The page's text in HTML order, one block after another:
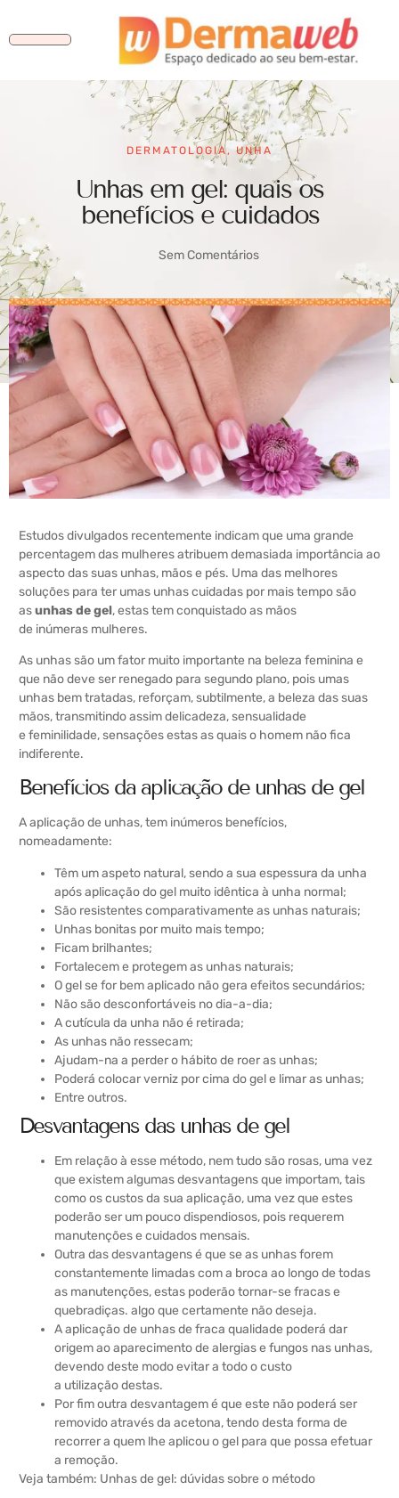
DERMATOLOGIA, UNHA
Unhas em gel: quais os
benefícios e cuidados
Sem Comentários
Estudos divulgados recentemente indicam que uma grande
percentagem das mulheres atribuem demasiada importância ao
aspecto das suas unhas, mãos e pés. Uma das melhores
soluções para ter umas unhas cuidadas por mais tempo são
asunhas de gel, estas tem conquistado as mãos
de inúmeras mulheres.
As unhas são um fator muito importante na beleza feminina e
que não deve ser renegado para segundo plano, pois umas
unhas bem tratadas, reforçam, subtilmente, a beleza das suas
mãos, transmitindo assim delicadeza, sensualidade
e feminilidade, sensações estas as quais o homem não fica
indiferente.
Benefícios da aplicação de unhas de gel
A aplicação de unhas, tem inúmeros benefícios,
nomeadamente:
Têm um aspeto natural, sendo a sua espessura da unha
após aplicação do gel muito idêntica à unha normal;
São resistentes comparativamente as unhas naturais;
Unhas bonitas por muito mais tempo;
Ficam brilhantes;
Fortalecem e protegem as unhas naturais;
O gel se for bem aplicado não gera efeitos secundários;
Não são desconfortáveis no dia-a-dia;
A cutícula da unha não é retirada;
As unhas não ressecam;
Ajudam-na a perder o hábito de roer as unhas;
Poderá colocar verniz por cima do gel e limar as unhas;
Entre outros.
Desvantagens das unhas de gel
Em relação à esse método, nem tudo são rosas, uma vez
que existem algumas desvantagens que importam, tais
como os custos da sua aplicação, uma vez que estes
poderão ser um pouco dispendiosos, pois requerem
manutenções e cuidados mensais.
Outra das desvantagens é que se as unhas forem
constantemente limadas com a broca ao longo de todas
as manutenções, estas poderão tornar-se fracas e
quebradiças. algo que certamente não deseja.
A aplicação de unhas de fraca qualidade poderá dar
origem ao aparecimento de alergias e fungos nas unhas,
devendo deste modo evitar a todo o custo
a utilização destas.
Por fim outra desvantagem é que este não poderá ser
removido através da acetona, tendo desta forma de
recorrer a quem lhe aplicou o gel para que possa efetuar
a remoção.
Veja também: Unhas de gel: dúvidas sobre o método